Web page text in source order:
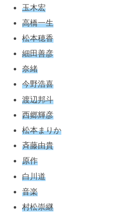
玉木宏
高橋一生
松本穂香
細田善彦
奈緒
今野浩喜
渡辺邦斗
西郷輝彦
松本まりか
斉藤由貴
原作
白川道
音楽
村松崇継